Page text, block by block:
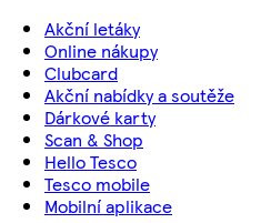
Akční letáky
Online nákupy
Clubcard
Akční nabídky a soutěže
Dárkové karty
Scan & Shop
Hello Tesco
Tesco mobile
Mobilní aplikace